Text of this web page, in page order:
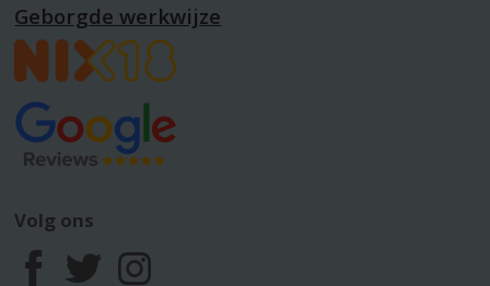
Geborgde werkwijze
Volg ons
F T I